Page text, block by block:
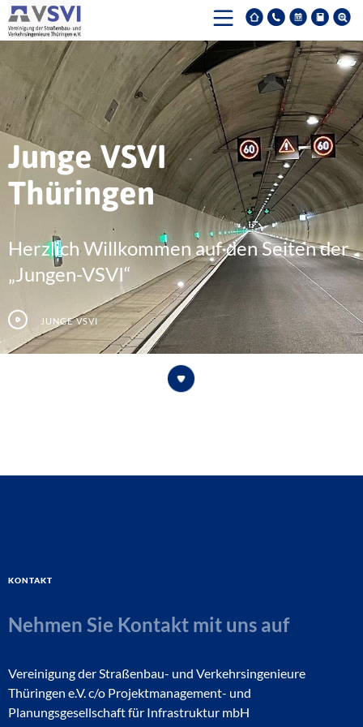
Junge VSVI
Thüringen
Herzlich Willkommen auf den Seiten der
„Jungen-VSVI“
Junge VSVI
Kontakt
Nehmen Sie Kontakt mit uns auf
Vereinigung der Straßenbau- und Verkehrsingenieure
Thüringen e.V. c/o Projektmanagement- und
Planungsgesellschaft für Infrastruktur mbH